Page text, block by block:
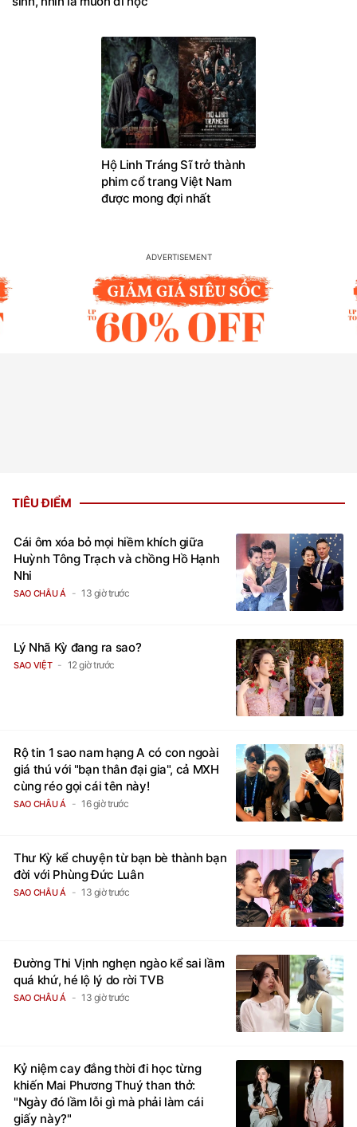
Hộ Linh Tráng Sĩ trở thành
phim cổ trang Việt Nam
được mong đợi nhất
TIÊU ĐIỂM
Cái ôm xóa bỏ mọi hiềm khích giữa
Huỳnh Tông Trạch và chồng Hồ Hạnh
Nhi
SAO CHÂU Á 13 giờ trước
Lý Nhã Kỳ đang ra sao?
SAO VIỆT 12 giờ trước
Rộ tin 1 sao nam hạng A có con ngoài
giá thú với "bạn thân đại gia", cả MXH
cùng réo gọi cái tên này!
SAO CHÂU Á 16 giờ trước
Thư Kỳ kể chuyện từ bạn bè thành bạn
đời với Phùng Đức Luân
SAO CHÂU Á 13 giờ trước
Đường Thi Vịnh nghẹn ngào kể sai lầm
quá khứ, hé lộ lý do rời TVB
SAO CHÂU Á 13 giờ trước
Kỷ niệm cay đắng thời đi học từng
khiến Mai Phương Thuý than thở:
"Ngày đó lầm lỗi gì mà phải làm cái
giấy này?"